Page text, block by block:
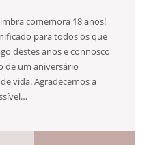
comemora 18 anos!
para todos os que
destes anos e connosco
de um aniversário
vida. Agradecemos a